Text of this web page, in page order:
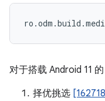
对于搭载 Android 11
择优挑选